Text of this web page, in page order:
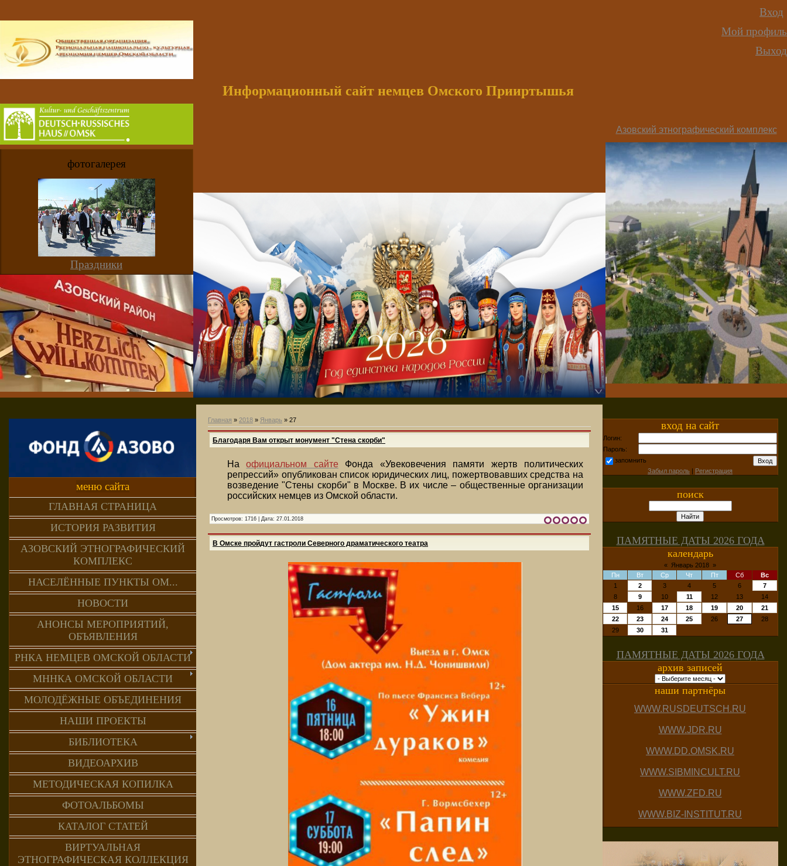
Вход
Мой профиль
Выход
фотогалерея
Праздники
Информационный сайт немцев Омского Прииртышья
Азовский этнографический комплекс
меню сайта
ГЛАВНАЯ СТРАНИЦА
ИСТОРИЯ РАЗВИТИЯ
АЗОВСКИЙ ЭТНОГРАФИЧЕСКИЙ
КОМПЛЕКС
НАСЕЛЁННЫЕ ПУНКТЫ ОМ...
НОВОСТИ
АНОНСЫ МЕРОПРИЯТИЙ,
ОБЪЯВЛЕНИЯ
РНКА НЕМЦЕВ ОМСКОЙ ОБЛАСТИ
МННКА ОМСКОЙ ОБЛАСТИ
МОЛОДЁЖНЫЕ ОБЪЕДИНЕНИЯ
НАШИ ПРОЕКТЫ
БИБЛИОТЕКА
ВИДЕОАРХИВ
МЕТОДИЧЕСКАЯ КОПИЛКА
ФОТОАЛЬБОМЫ
КАТАЛОГ СТАТЕЙ
ВИРТУАЛЬНАЯ
ЭТНОГРАФИЧЕСКАЯ КОЛЛЕКЦИЯ
Главная » 2018 » Январь » 27
Благодаря Вам открыт монумент "Стена скорби"
Наофициальном сайтеФонда «Увековечения памяти жертв политических
репрессий» опубликован список юридических лиц, пожертвовавших средства на
возведение "Стены скорби" в Москве. В их числе – общественные организации
российских немцев из Омской области.
Просмотров: 1716 Дата: 27.01.2018
В Омске пройдут гастроли Северного драматического театра
вход на сайт
Логин:
Пароль:
запомнить
Забыл пароль | Регистрация
поиск
ПАМЯТНЫЕ ДАТЫ 2026 ГОДА
календарь
« Январь 2018 »
Пн
Вт Ср Чт Пт Сб
Вс
1
2 3 4 5 6
7
8
9 10 11 12 13
14
15
16 17 18 19 20
21
22
23 24 25 26 27
28
29
30 31
ПАМЯТНЫЕ ДАТЫ 2026 ГОДА
архив записей
наши партнёры
WWW.RUSDEUTSCH.RU
WWW.JDR.RU
WWW.DD.OMSK.RU
WWW.SIBMINCULT.RU
WWW.ZFD.RU
WWW.BIZ-INSTITUT.RU